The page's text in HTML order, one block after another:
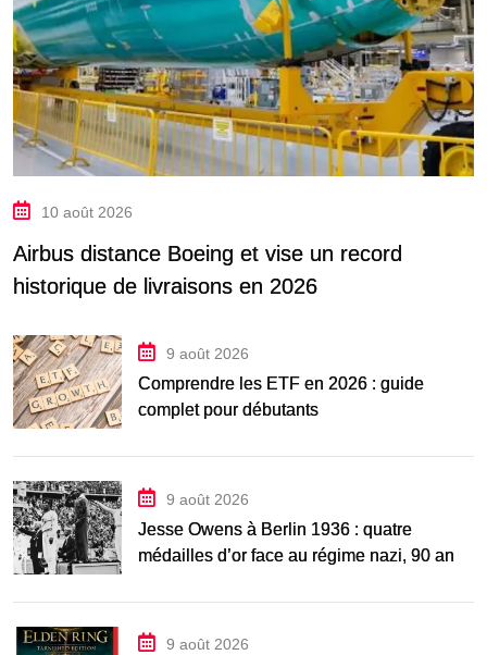
10 août 2026
Airbus distance Boeing et vise un record
historique de livraisons en 2026
9 août 2026
Comprendre les ETF en 2026 : guide
complet pour débutants
9 août 2026
Jesse Owens à Berlin 1936 : quatre
médailles d’or face au régime nazi, 90 ans
9 août 2026